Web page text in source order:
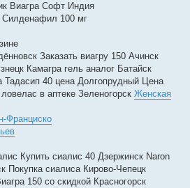
Виагра Софт Индия
Силденафил 100 мг
Заказать виагру 150 Ачинск
Камагра гель аналог Батайск
Тадасип 40 цена Долгопрудный Цена
в аптеке Зеленогорск Женская
Франциско
Купить сиалис 40 Дзержинск Naron
Покупка сиалиса Кирово-Чепецк
150 со скидкой Красногорск